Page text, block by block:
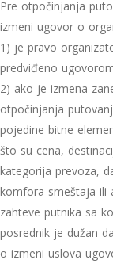
Pre otpočinjanja
izmeni ugovor o
1) je pravo
predviđeno
2) ako je izmena
otpočinjanja
pojedine bitne
što su cena,
kategorija prevoza,
komfora smeštaja ili
zahteve putnika sa
posrednik je dužan
o izmeni uslova